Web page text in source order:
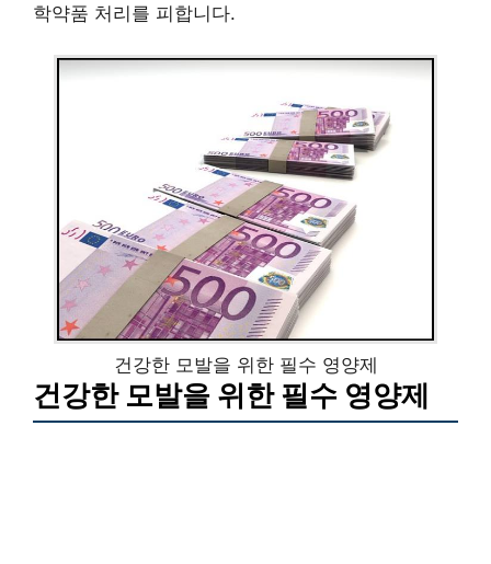
학약품 처리를 피합니다.
건강한 모발을 위한 필수 영양제
건강한 모발을 위한 필수 영양제